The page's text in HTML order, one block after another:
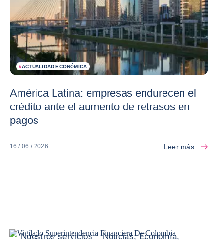
#ACTUALIDAD ECONÓMICA
América Latina: empresas endurecen el
crédito ante el aumento de retrasos en
pagos
16 / 06 / 2026 Leer más
Nuestros servicios
Noticias, Economía,